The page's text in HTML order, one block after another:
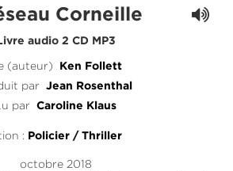
Corneille
audio 2 CD MP3
(auteur) Ken Follett
par Jean Rosenthal
par Caroline Klaus
: Policier / Thriller
octobre 2018